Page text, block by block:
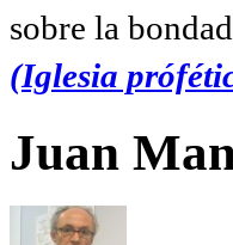
sobre la
(Iglesia
Juan